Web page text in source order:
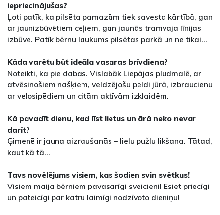
iepriecinājušas?
Ļoti patīk, ka pilsēta pamazām tiek savesta kārtībā, gan
ar jaunizbūvētiem ceļiem, gan jaunās tramvaja līnijas
izbūve. Patīk bērnu laukums pilsētas parkā un ne tikai…
Kāda varētu būt ideāla vasaras brīvdiena?
Noteikti, ka pie dabas. Vislabāk Liepājas pludmalē, ar
atvēsinošiem našķiem, veldzējošu peldi jūrā, izbraucienu
ar velosipēdiem un citām aktīvām izklaidēm.
Kā pavadīt dienu, kad līst lietus un ārā neko nevar
darīt?
Ģimenē ir jauna aizraušanās – lielu pužlu likšana. Tātad,
kaut kā tā…
Tavs novēlējums visiem, kas šodien svin svētkus!
Visiem maija bērniem pavasarīgi sveicieni! Esiet priecīgi
un pateicīgi par katru laimīgi nodzīvoto dieniņu!